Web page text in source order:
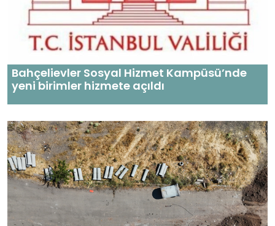
Bahçelievler Sosyal Hizmet Kampüsü’nde
yeni birimler hizmete açıldı